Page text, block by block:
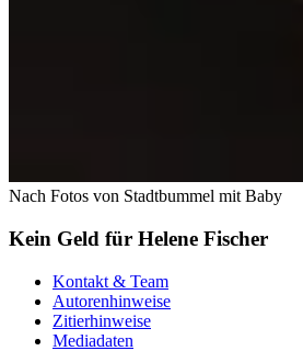
Nach Fotos von Stadtbummel mit Baby
Kein Geld für Helene Fischer
Kontakt & Team
Autorenhinweise
Zitierhinweise
Mediadaten